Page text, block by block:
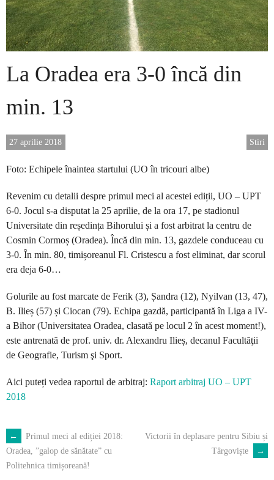
La Oradea era 3-0 încă din
min. 13
Stiri
27 aprilie 2018
Foto: Echipele înaintea startului (UO în tricouri albe)
Revenim cu detalii despre primul meci al acestei ediții, UO – UPT
6-0. Jocul s-a disputat la 25 aprilie, de la ora 17, pe stadionul
Universitate din reședința Bihorului și a fost arbitrat la centru de
Cosmin Cormoș (Oradea). Încă din min. 13, gazdele conduceau cu
3-0. În min. 80, timișoreanul Fl. Cristescu a fost eliminat, dar scorul
era deja 6-0…
Golurile au fost marcate de Ferik (3), Șandra (12), Nyilvan (13, 47),
B. Ilieș (57) și Ciocan (79). Echipa gazdă, participantă în Liga a IV-
a Bihor (Universitatea Oradea, clasată pe locul 2 în acest moment!),
este antrenată de prof. univ. dr. Alexandru Ilieș, decanul Facultăţii
de Geografie, Turism şi Sport.
Aici puteți vedea raportul de arbitraj: Raport arbitraj UO – UPT
2018
POST
←
Primul meci al ediției 2018:
Oradea, ”galop de sănătate” cu
Politehnica timișoreană!
Victorii în deplasare pentru Sibiu și
Târgoviște
→